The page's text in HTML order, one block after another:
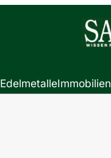
EdelmetalleImmobilien